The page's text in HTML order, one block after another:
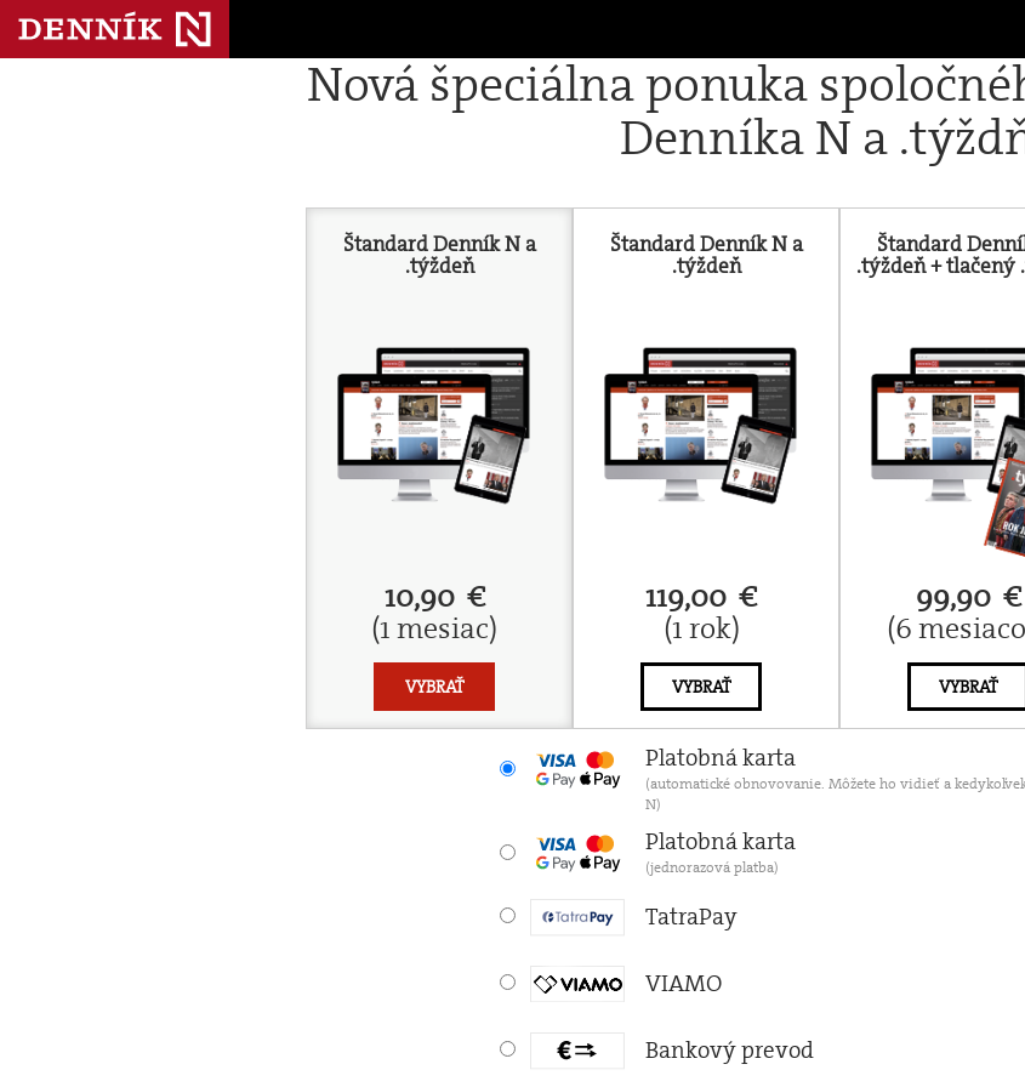
Nová špeciálna ponuka
Denníka N a
Štandard Denník N a
.týždeň
10,90 €
(1 mesiac)
VYBRAŤ
Štandard Denník N a
.týždeň
119,00 €
(1 rok)
VYBRAŤ
Štandard
.týždeň + tlačený
99,90 €
(6
VYBRAŤ
Platobná karta
(automatické obnovovanie. Môžete ho vidieť a
N)
Platobná karta
(jednorazová platba)
TatraPay
VIAMO
Bankový prevod